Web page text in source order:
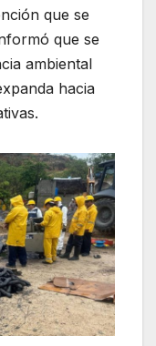
que se
que se
ambiental
hacia